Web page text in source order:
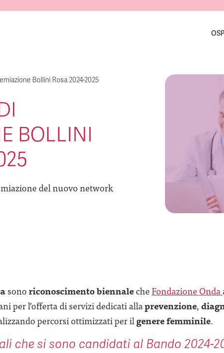
Bollini Rosa 2024-2025
BOLLINI
del nuovo network
sonoriconoscimento biennalecheFondazione Onda
per l’offerta di servizi dedicati allaprevenzione,
percorsi ottimizzati per ilgenere femminile.
che si sono candidati al Bando 2024-